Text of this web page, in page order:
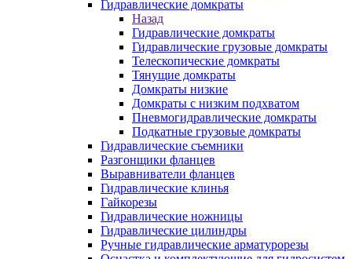
Гидравлические домкраты
Назад
Гидравлические домкраты
Гидравлические грузовые домкраты
Телескопические домкраты
Тянущие домкраты
Домкраты низкие
Домкраты с низким подхватом
Пневмогидравлические домкраты
Подкатные грузовые домкраты
Гидравлические съемники
Разгонщики фланцев
Выравниватели фланцев
Гидравлические клинья
Гайкорезы
Гидравлические ножницы
Гидравлические цилиндры
Ручные гидравлические арматурорезы